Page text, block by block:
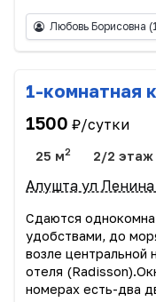
Любовь Борисовна
1-комнатная
1500 ₽/сутки
25 м2 2/2 этаж
Алушта ул Ленина
Сдаются
удобствами, до
возле центральной
отеля
номерах есть-два